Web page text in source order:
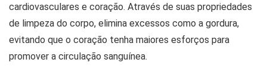
cardiovasculares e coração. Através de suas propriedades
de limpeza do corpo, elimina excessos como a gordura,
evitando que o coração tenha maiores esforços para
promover a circulação sanguínea.